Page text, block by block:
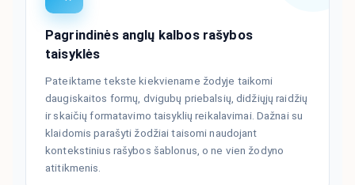
Pagrindinės anglų kalbos rašybos
taisyklės
Pateiktame tekste kiekviename žodyje taikomi
daugiskaitos formų, dvigubų priebalsių, didžiųjų raidžių
ir skaičių formatavimo taisyklių reikalavimai. Dažnai su
klaidomis parašyti žodžiai taisomi naudojant
kontekstinius rašybos šablonus, o ne vien žodyno
atitikmenis.